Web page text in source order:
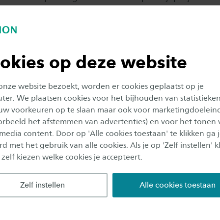
op deze website
website bezoekt, worden er cookies geplaatst op je
We plaatsen cookies voor het bijhouden van
voorkeuren op te slaan maar ook voor
het afstemmen van advertenties) en voor het tonen
content. Door op 'Alle cookies toestaan' te klikken ga
met het gebruik van alle cookies. Als je op 'Zelf instellen'
kiezen welke cookies je accepteert.
Zelf instellen Alle cookies toestaan
Dien dan een abstract (Engelstalig)
abstracts, early bird
en registratie